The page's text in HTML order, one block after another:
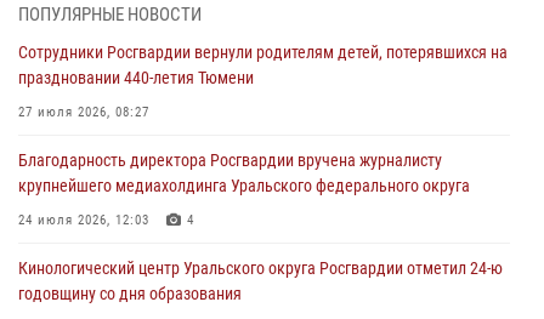
06 августа 2026, 04:41 3
Росгвардейцы в Тюменской области почтили память генерала
армии Ивана Кирилловича Яковлева
05 августа 2026, 11:03
В Тюмени офицер Росгвардии в радиоэфире напомнил гражданам о
мерах безопасного владения оружием
05 августа 2026, 09:56
Военнослужащие Росгвардии сбили дрон-разведчик ВСУ на южном
направлении
ПОПУЛЯРНЫЕ НОВОСТИ
Сотрудники Росгвардии вернули родителям детей, потерявшихся на
праздновании 440-летия Тюмени
27 июля 2026, 08:27
Благодарность директора Росгвардии вручена журналисту
крупнейшего медиахолдинга Уральского федерального округа
24 июля 2026, 12:03 4
Кинологический центр Уральского округа Росгвардии отметил 24-ю
годовщину со дня образования